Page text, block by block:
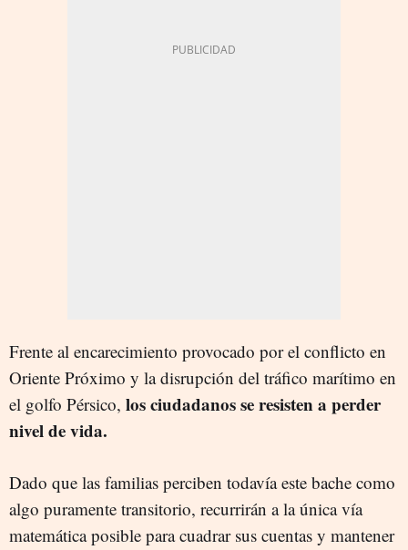
Frente al encarecimiento provocado por el conflicto en
Oriente Próximo y la disrupción del tráfico marítimo en
el golfo Pérsico, los ciudadanos se resisten a perder
nivel de vida.
Dado que las familias perciben todavía este bache como
algo puramente transitorio, recurrirán a la única vía
matemática posible para cuadrar sus cuentas y mantener